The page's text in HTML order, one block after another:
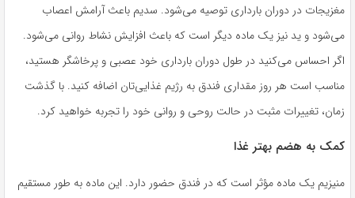
مغزیجات در دوران بارداری توصیه می‌شود. سدیم باعث آرامش اعصاب
می‌شود و ید نیز یک ماده دیگر است که باعث افزایش نشاط روانی می‌شود.
اگر احساس می‌کنید در طول دوران بارداری خود عصبی و پرخاشگر هستید،
مناسب است هر روز مقداری فندق به رژیم غذایی‌تان اضافه کنید. با گذشت
زمان، تغییرات مثبت در حالت روحی و روانی خود را تجربه خواهید کرد.
کمک به هضم بهتر غذا
منیزیم یک ماده مؤثر است که در فندق حضور دارد. این ماده به طور مستقیم